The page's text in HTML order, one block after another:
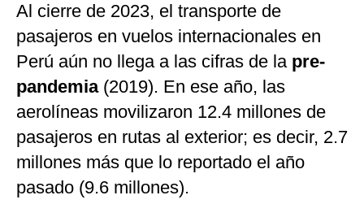
Al cierre de 2023, el transporte de
pasajeros en vuelos internacionales en
Perú aún no llega a las cifras de la pre-
pandemia (2019). En ese año, las
aerolíneas movilizaron 12.4 millones de
pasajeros en rutas al exterior; es decir, 2.7
millones más que lo reportado el año
pasado (9.6 millones).